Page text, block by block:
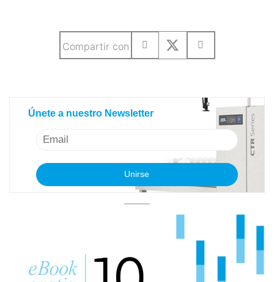
Compartir con
Únete a nuestro Newsletter